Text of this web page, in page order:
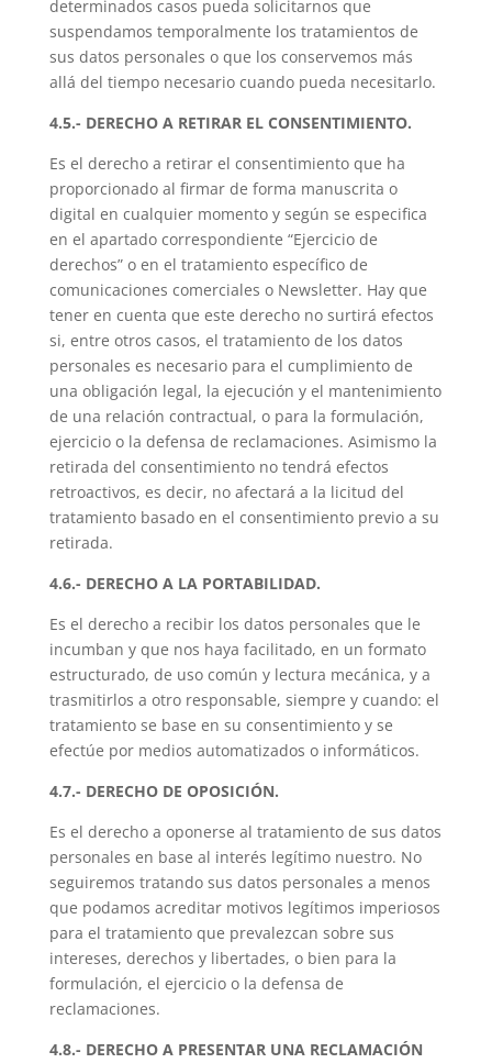
determinados casos pueda solicitarnos que
suspendamos temporalmente los tratamientos de
sus datos personales o que los conservemos más
allá del tiempo necesario cuando pueda necesitarlo.
4.5.- DERECHO A RETIRAR EL CONSENTIMIENTO.
Es el derecho a retirar el consentimiento que ha
proporcionado al firmar de forma manuscrita o
digital en cualquier momento y según se especifica
en el apartado correspondiente “Ejercicio de
derechos” o en el tratamiento específico de
comunicaciones comerciales o Newsletter. Hay que
tener en cuenta que este derecho no surtirá efectos
si, entre otros casos, el tratamiento de los datos
personales es necesario para el cumplimiento de
una obligación legal, la ejecución y el mantenimiento
de una relación contractual, o para la formulación,
ejercicio o la defensa de reclamaciones. Asimismo la
retirada del consentimiento no tendrá efectos
retroactivos, es decir, no afectará a la licitud del
tratamiento basado en el consentimiento previo a su
retirada.
4.6.- DERECHO A LA PORTABILIDAD.
Es el derecho a recibir los datos personales que le
incumban y que nos haya facilitado, en un formato
estructurado, de uso común y lectura mecánica, y a
trasmitirlos a otro responsable, siempre y cuando: el
tratamiento se base en su consentimiento y se
efectúe por medios automatizados o informáticos.
4.7.- DERECHO DE OPOSICIÓN.
Es el derecho a oponerse al tratamiento de sus datos
personales en base al interés legítimo nuestro. No
seguiremos tratando sus datos personales a menos
que podamos acreditar motivos legítimos imperiosos
para el tratamiento que prevalezcan sobre sus
intereses, derechos y libertades, o bien para la
formulación, el ejercicio o la defensa de
reclamaciones.
4.8.- DERECHO A PRESENTAR UNA RECLAMACIÓN